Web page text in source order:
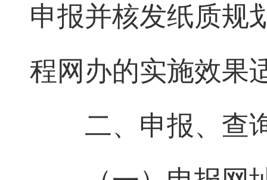
申报并核发纸质规
程网办的实施效果
二、申报、查